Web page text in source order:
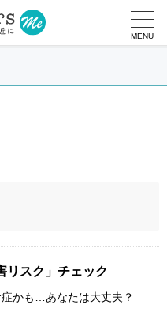
MENU
リスク」チェック
かも…あなたは大丈夫？